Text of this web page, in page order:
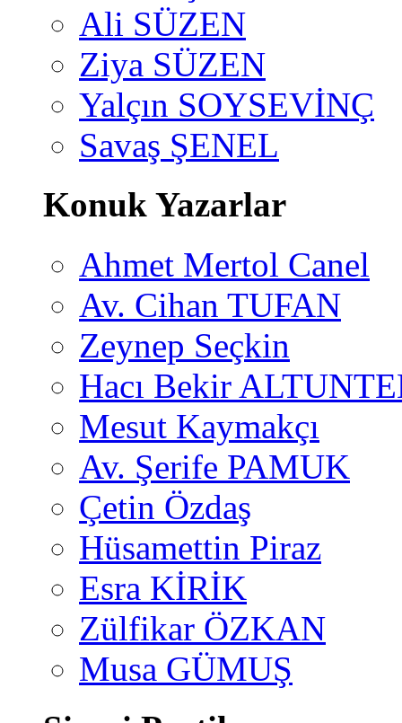
Ali SÜZEN
Ziya SÜZEN
Yalçın SOYSEVİNÇ
Savaş ŞENEL
Konuk Yazarlar
Ahmet Mertol Canel
Av. Cihan TUFAN
Zeynep Seçkin
Hacı Bekir
Mesut Kaymakçı
Av. Şerife PAMUK
Çetin Özdaş
Hüsamettin Piraz
Esra KİRİK
Zülfikar ÖZKAN
Musa GÜMUŞ